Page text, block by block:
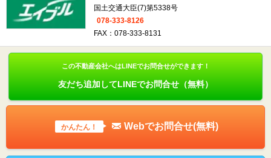
国土交通大臣(7)第5338号
078-333-8126
FAX：078-333-8131
この不動産会社へはLINEでお問合せができます！
友だち追加してLINEでお問合せ（無料）
かんたん！ Webでお問合せ(無料)